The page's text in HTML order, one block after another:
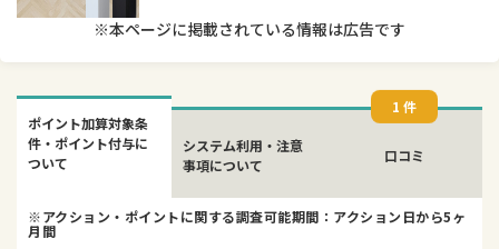
※本ページに掲載されている情報は広告です
ポイント加算対象条
件・ポイント付与に
ついて
システム利用・注意
事項について
口コミ
1 件
※アクション・ポイントに関する調査可能期間：アクション日から5ヶ
月間